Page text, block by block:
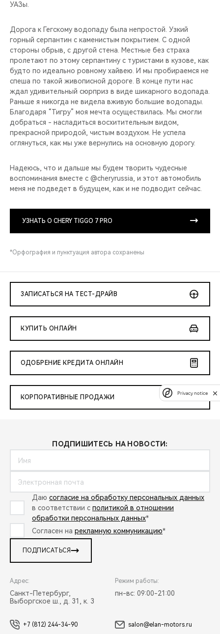
УАЗы.
Дорога к Гегскому водопаду была непростой. Узкий
горный серпантин с каменистым покрытием. С одной
стороны обрыв, с другой стена. Местные без страха
пролетают по этому серпантину с туристами в кузове, как
будто по идеально ровному хайвею. И мы пробираемся не
спеша по такой живописной дороге. В конце пути нас
ждал удивительный сюрприз в виде шикарного водопада.
Раньше я никогда не видела вживую большие водопады.
Благодаря “Тигру” моя мечта осуществилась. Мы смогли
добраться - насладиться восхитительным видом,
прекрасной природой, чистым воздухом. Не успела
оглянуться, как мы уже вернулись на основную дорогу.
Надеюсь, что и дальше мы будем творить чудесные
воспоминания вместе с @cheryrussia, и этот автомобиль
меня не подведет в будущем, как и не подводит сейчас.
УЗНАТЬ О CHERY TIGGO 7 PRO
*Орфография и пунктуация автора сохранены
ЗАПИСАТЬСЯ НА ТЕСТ-ДРАЙВ
КУПИТЬ ОНЛАЙН
ОДОБРЕНИЕ КРЕДИТА ОНЛАЙН
КОРПОРАТИВНЫЕ ПРОДАЖИ
ПОДПИШИТЕСЬ НА НОВОСТИ:
Даю согласие на обработку персональных данных
в соответствии с политикой в отношении
обработки персональных данных*
Согласен на рекламную коммуникацию*
ПОДПИСАТЬСЯ
Адрес:
Санкт-Петербург,
Выборгское ш., д. 31, к. 3
Режим работы:
пн-вс: 09:00-21:00
+7 (812) 244-34-90 salon@elan-motors.ru
Privacy notice